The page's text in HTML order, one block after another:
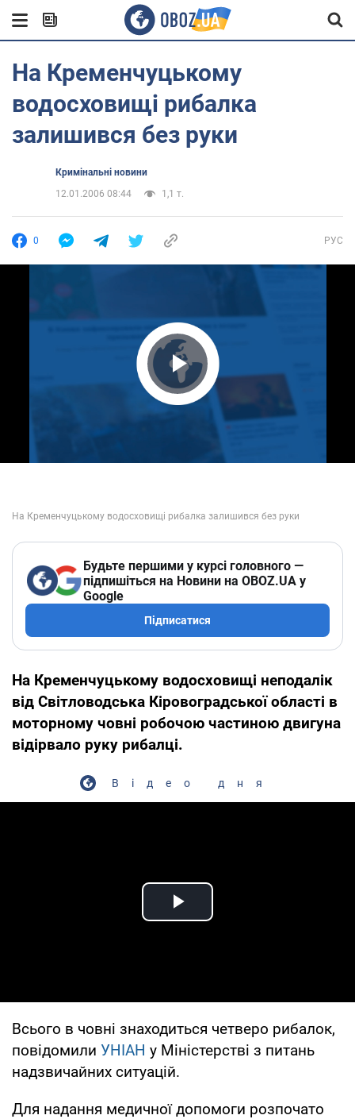
На Кременчуцькому
водосховищі рибалка
залишився без руки
Кримінальні новини
12.01.2006 08:44
1,1 т.
0 РУС
Play Video
Будьте першими у курсі головного —
підпишіться на Новини на OBOZ.UA у
Google
Підписатися
На Кременчуцькому водосховищі неподалік
від Світловодська Кіровоградської області в
моторному човні робочою частиною двигуна
відірвало руку рибалці.
Відео дня
Play Video
Всього в човні знаходиться четверо рибалок,
повідомили УНІАН у Міністерстві з питань
надзвичайних ситуацій.
Для надання медичної допомоги розпочато